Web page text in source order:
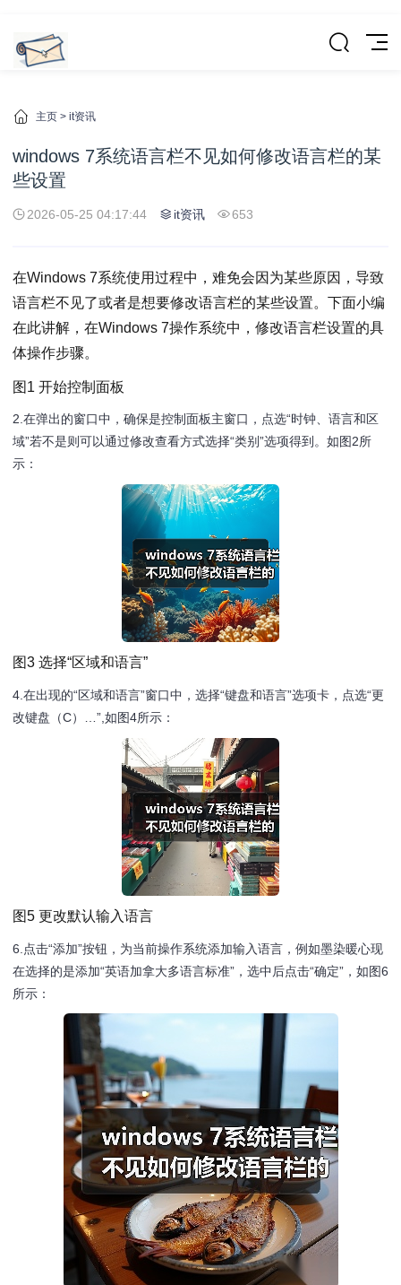
主页 > it资讯
windows 7系统语言栏不见如何修改语言栏的某
些设置
2026-05-25 04:17:44 it资讯 653
在Windows 7系统使用过程中，难免会因为某些原因，导致
语言栏不见了或者是想要修改语言栏的某些设置。下面小编
在此讲解，在Windows 7操作系统中，修改语言栏设置的具
体操作步骤。
图1 开始控制面板
2.在弹出的窗口中，确保是控制面板主窗口，点选“时钟、语言和区
域”若不是则可以通过修改查看方式选择“类别”选项得到。如图2所
示：
图3 选择“区域和语言”
4.在出现的“区域和语言”窗口中，选择“键盘和语言”选项卡，点选“更
改键盘（C）…”,如图4所示：
图5 更改默认输入语言
6.点击“添加”按钮，为当前操作系统添加输入语言，例如墨染暖心现
在选择的是添加“英语加拿大多语言标准”，选中后点击“确定”，如图6
所示：